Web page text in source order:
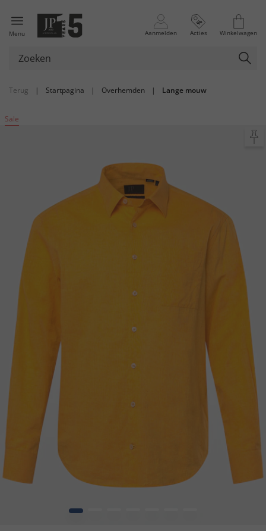
Menu Aanmelden Acties Winkelwagen
Terug | Startpagina | Overhemden | Lange mouw
Sale
1